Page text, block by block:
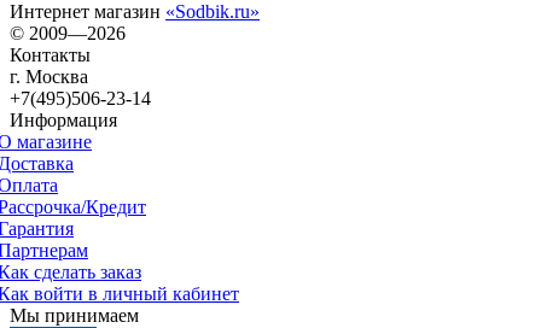
Интернет магазин «Sodbik.ru»
© 2009—2026
Контакты
г. Москва
+7(495)506-23-14
Информация
магазине
Кредит
сделать заказ
войти в личный кабинет
Мы принимаем